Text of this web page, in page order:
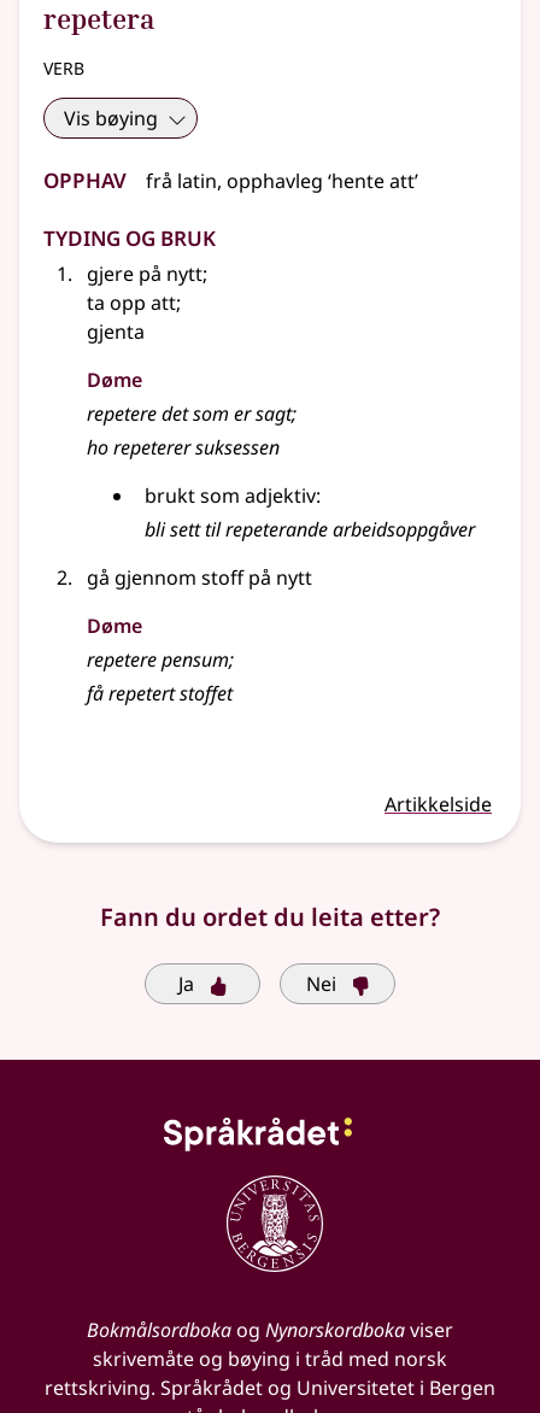
repetera
verb
Vis bøying
Opphav frå latin, opphavleg ‘hente att’
Tyding og bruk
gjere på nytt;
ta opp att;
gjenta
Døme
repetere det som er sagt;
ho repeterer suksessen
brukt som adjektiv:
bli sett til repeterande arbeidsoppgåver
gå gjennom stoff på nytt
Døme
repetere pensum;
få repetert stoffet
Artikkelside
Fann du ordet du leita etter?
Ja Nei
Bokmålsordbokaog Nynorskordbokaviser
skrivemåte og bøying i tråd med norsk
rettskriving. Språkrådet og Universitetet i Bergen